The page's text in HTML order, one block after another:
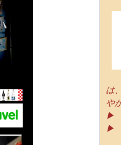
は
や
▶
▶